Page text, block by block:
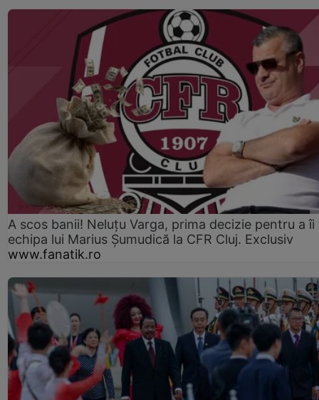
A scos banii! Neluțu Varga, prima decizie pentru a îi
echipa lui Marius Șumudică la CFR Cluj. Exclusiv
www.fanatik.ro